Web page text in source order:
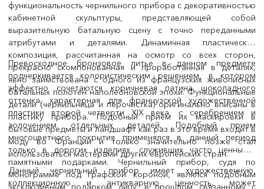
функциональность чернильного прибора с декоративностью
кабинетной скульптуры, представляющей собой
выразительную батальную сцену с точно переданными
атрибутами и деталями. Динамичная пластическая
композиция, рассчитанная на осмотр со всех сторон,
прекрасно скомпонованная и проработанная в деталях,
явно заимствована с одного из французских живописных
батальных полотен наполеоновской эпохи. Функциональные
детали (чернильница и перочистка) оригинально вписаны в
пластику прибора. Подобный приём их маскировки в
бытовые предметы и ландшафт как раз в это время входит в
моду во Франции и только значительно позже стал
использоваться мастерами других европейских стран.
Превосходное бронзовое литье в данном предмете
подчеркивается колористическим решением, в котором
эффектно сочетаются коричневая патина шоколадного
оттенка, характерная для французской художественной
пластики второй четверти XIX века, с серебрением и
золочением отдельных деталей. Подобный прием
многоцветного покрытия применялся в данный период
только в дорогих изделиях, служивших часто ценными,
памятными подарками. Чернильный прибор, судя по
монограмме под графской короной, являлся подобным
эксклюзивным подарком лицу, в прошлом связанному с
Данный чернильный прибор имеет художественную,
коллекционную и антикварную ценность, может